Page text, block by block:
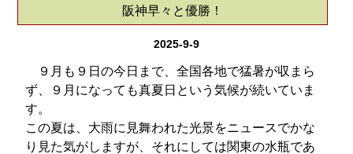
阪神早々と優勝！
2025-9-9
９月も９日の今日まで、全国各地で猛暑が収まら
ず、９月になっても真夏日という気候が続いていま
す。
この夏は、大雨に見舞われた光景をニュースでかな
り見た気がしますが、それにしては関東の水瓶であ